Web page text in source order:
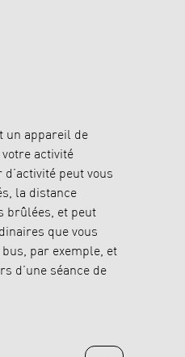
un appareil de
activité
peut vous
la distance
brûlées, et peut
que vous
par exemple, et
d’une séance de